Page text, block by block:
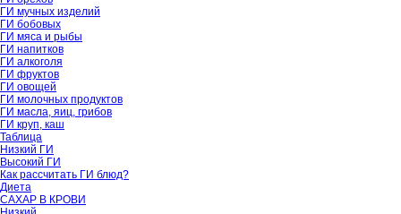
ГИ мучных изделий
ГИ бобовых
ГИ мяса и рыбы
ГИ напитков
ГИ алкоголя
ГИ фруктов
ГИ овощей
ГИ молочных продуктов
ГИ масла, яиц, грибов
ГИ круп, каш
Таблица
Низкий ГИ
Высокий ГИ
Как рассчитать ГИ блюд?
Диета
САХАР В КРОВИ